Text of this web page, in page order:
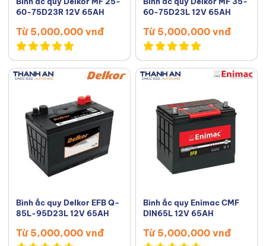
60-75D23R 12V 65AH
Từ 5,000,000 vnđ
60-75D23L 12V 65AH
Từ 5,000,000 vnđ
Bình ắc quy Delkor EFB Q-
85L-95D23L 12V 65AH
Từ 5,000,000 vnđ
Bình ắc quy Enimac CMF
DIN65L 12V 65AH
Từ 5,000,000 vnđ